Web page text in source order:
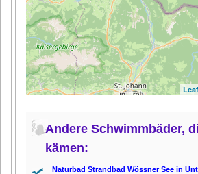
Andere Schwimmbäder,
kämen:
Naturbad Strandbad Wössner See in